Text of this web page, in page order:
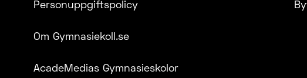
Personuppgiftspolicy
Om Gymnasiekoll.se
AcadeMedias Gymnasieskolor